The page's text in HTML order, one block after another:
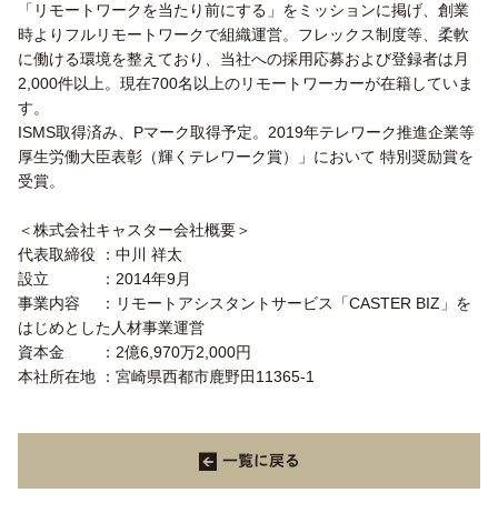
「リモートワークを当たり前にする」をミッションに掲げ、創業
時よりフルリモートワークで組織運営。フレックス制度等、柔軟
に働ける環境を整えており、当社への採用応募および登録者は月
2,000件以上。現在700名以上のリモートワーカーが在籍していま
す。
ISMS取得済み、Pマーク取得予定。2019年テレワーク推進企業等
厚生労働大臣表彰（輝くテレワーク賞）」において 特別奨励賞を
受賞。
＜株式会社キャスター会社概要＞
代表取締役 ：中川 祥太
設立 ：2014年9月
事業内容 ：リモートアシスタントサービス「CASTER BIZ」を
はじめとした人材事業運営
資本金 ：2億6,970万2,000円
本社所在地 ：宮崎県西都市鹿野田11365-1
一覧に戻る